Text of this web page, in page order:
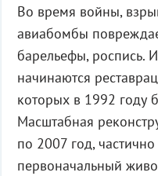
Во время войны,
авиабомбы
барельефы, роспись.
начинаются
которых в 1992 году
Масштабная
по 2007 год,
первоначальный